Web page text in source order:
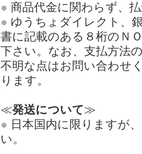
● 商品代金に関わらず、
● ゆうちょダイレクト、
書に記載のある８桁のＮ
下さい。なお、支払方法
不明な点はお問い合わせ
ります。
≪発送について≫
● 日本国内に限りますが
い。